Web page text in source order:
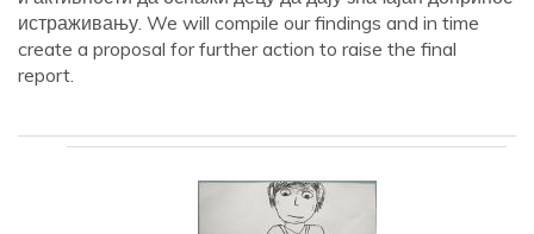
истраживању. We will compile our findings and in time
create a proposal for further action to raise the final
report.